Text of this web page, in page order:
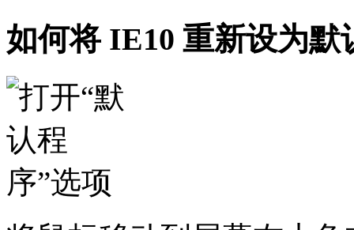
如何将 IE10 重新设为默